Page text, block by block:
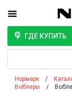
ГДЕ КУПИТЬ
Нормарк
Воблеры